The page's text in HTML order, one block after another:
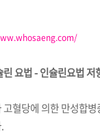
요법 - 인슐린요법 저
혈당에 의한 만성합